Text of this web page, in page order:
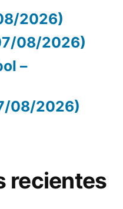
2026)
08/2026)
–
08/2026)
recientes